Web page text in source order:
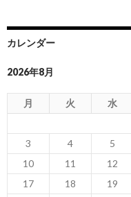
カレンダー
2026年8月
月 火 水
3
4 5
10
11 12
17
18 19